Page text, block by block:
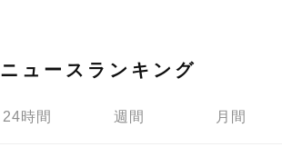
ニュースランキング
24時間 週間 月間